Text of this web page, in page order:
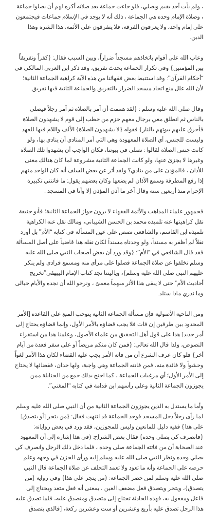
، ولم يأت أحد يقيم ويصلي، فلو جاءت جماعة بعد صلاته أكره لهم أن يصلوا جماعة
، وصلاة الإمام وحده هي الجماعة ، ذلك أنه لا يوجد في الإسلام جماعات فيجتمعون
على إمام واحد، ولا يعرفون الفرقة، فلا يتفرقون على الأئمة، هذا الشره وهذا
الدين.
وعاب الله على أقوام باتخاذهم مسجداً ضراراً، وبين السبب فقال: {كفراً وتفريقاً
بين المؤمنين} وفي تكرار الجماعة يحدث تفريق، وقد ذكر ابن العربي المالكي في
“أحكام القرآن”: وقد استنبط بعض فقهائنا من هذه الآية كراهية الجماعة الثانية؛
لأن الله علل منع اتخاذ مسجد الضرار بالتفريق والجماعة الثانية فيها تفريق.
وقال صلى الله عليه وسلم : {لقد هممت أن آمر بالصلاة ثم آمر رجلاً فيصلي
بالناس ثم انطلق معي برجال معهم حزم من حطب إلى قوم لا يشهدون الصلاة
فأحرق عليهم بيوتهم بالنار} فقوله {لا يشهدون الصلاة} الألف واللام فيها للعهد
وليست للجنس، أي الصلاة المعهودة وهي التي أمر المنادي أن ينادي بها، ولو
كانت جنس الصلاة لقالوا : نصلي في بيوتنا، فكان الواجب أن يشهدوا تلك الصلاة
وغيرها لا يجزئ عنها، ولو كانت الجماعة الثانية مشروعة لما كان هنالك معنى
للأذان ، فالمؤذن على من ينادي؟ ولقد أثر عن بعض السلف أنه كان الواحد منهم
إذا رفع المطرقة وسمع الأذان لم يضعها وكان بعضهم يقول: ما فاتتني تكبيرة
الإحرام منذ أربعين سنة وقال آخر ما أذن المؤذن إلا وأنا في المسجد .
فجمهور علماء المذاهب والأئمة الفقهاء لا يرون جواز الجماعة الثانية؛ فأبو حنيفة
نقل كراهيتها عنه تلميذه محمد بن الحسن الشيباني، ومالك نقل عنه الكراهية
تلميذه ابن القاسم، والشافعي نصص على عين المسألة في كتابه “الأم” بل أورد
نقلاً لم أظفر به مسنداً، ولو وجدناه مسنداً لكان نقله هذا قاضياً على أصل المسألة
فقد قال الشافعي في “الأم”: {وقد ورد أن بعض أصحاب النبي صلى الله عليه
وسلم تخلفوا عن صلاة الجماعة فصلوا على مرأى منه ومسمع فرادى ولم ينكر
عليهم النبي صلى الله عليه وسلم}، وياليتنا نجد كتاب الإمام البيهقي”تخريج
أحاديث الأم” حتى لا يبقى هذا الأثر مبهماً معمىً ، ونرجو الله أن نجده والأيام حبالى
وما ندري ماذا ستلد.
ومن الناحية الأصولية فإن مسألة الجماعة الثانية يتوجب المنع على القاعدة [الأمر
المحدود بين طرفين إن فات فلا يجب قضاؤه بالأمر الأول، وإنما قضاؤه يحتاج إلى
أمر جديد] هذا على قول أهل التحقيق من علماء الأصول، وعلمنا هذا من استقراء
النصوص، ولذا قال الله تعالى: {فمن كان منكم مريضاً أو على سفر فعدة من أيام
أخر} فلو كان عرف الشرع أن من فاته الأمر يجب عليه القضاء لكان هذا الأمر لغواً
وحشواً ولا فائدة منه، فمن فاتته الجماعة وهي واجبة، ولها حدان، فقضائها لا يحتاج
إلى الأمر الأول؛ أي مرغبات الجماعة ، كما احتج بذلك جمع من الحنابلة ممن
يجوزون الجماعة الثانية وعلى رأسهم ابن قدامة في كتابه “المغني”.
وأما ما يستدل به الذين يجوزون الجماعة الثانية من أن النبي صلى الله عليه وسلم
لما رأى رجلاً دخل المسجد فوجد الجماعة قد انتهت فقال: {من يتجر [أو يتصدق]
على هذا} ففيه دليل للمانعين وليس للمجوزين، فقد ورد في بعض رواياته:
{فانصرف كي يصلي وحده} فقال بعض الشراح: (في هذا إشارة إلى أن المعهود
عند الصحابة أن من فاتته الجماعة صلى وحده ، فلما دخل ذلك الرجل وانصرف كي
يصلي وحده ونظر النبي صلى الله عليه وسلم إليه ورأى الحزن في وجهه وعلم
حرصه على الجماعة وأنه ما تعود ولا تعمد التخلف عن صلاة الجماعة قال النبي
صلى الله عليه وسلم لمن حضر الجماعة: {من يتجر على هذا} وفي رواية {من
يتصدق}، ويتجر ويتصدق فعل مضعف العين ، بمعنى أنه فعل متعد ويحتاج إلى
فاعل ومفعول به، فهذه الحادثة تحتاج إلى متصدق ومتصدق عليه، فلما تصدق عليه
هذا الرجل تصدق عليه بأربع وعشرين أو ست وعشرين ركعة، [فالذي يتصدق